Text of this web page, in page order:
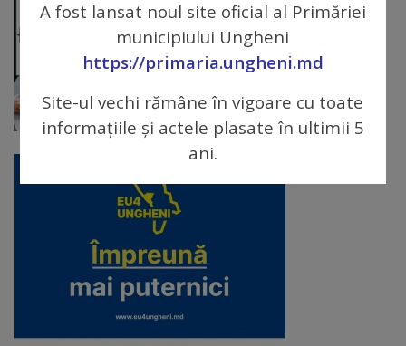
arhitecturale
Personalități
marcante
Sportivi
performanță
Orașul
imagini
A fost lansat noul site oficial al Primăriei
municipiului Ungheni
https://primaria.ungheni.md
Site-ul vechi rămâne în vigoare cu toate
informațiile și actele plasate în ultimii 5
ani.